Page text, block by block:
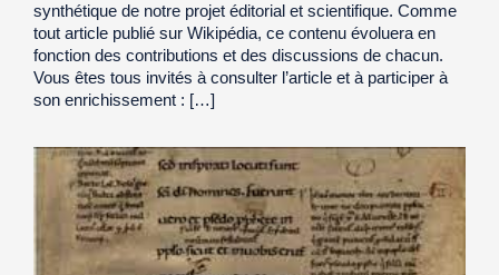
synthétique de notre projet éditorial et scientifique. Comme
tout article publié sur Wikipédia, ce contenu évoluera en
fonction des contributions et des discussions de chacun.
Vous êtes tous invités à consulter l’article et à participer à
son enrichissement : […]